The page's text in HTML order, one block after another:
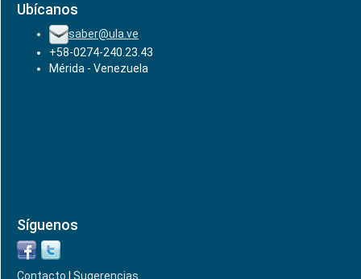
Ubícanos
saber@ula.ve
+58-0274-240.23.43
Mérida - Venezuela
Síguenos
Contacto Sugerencias